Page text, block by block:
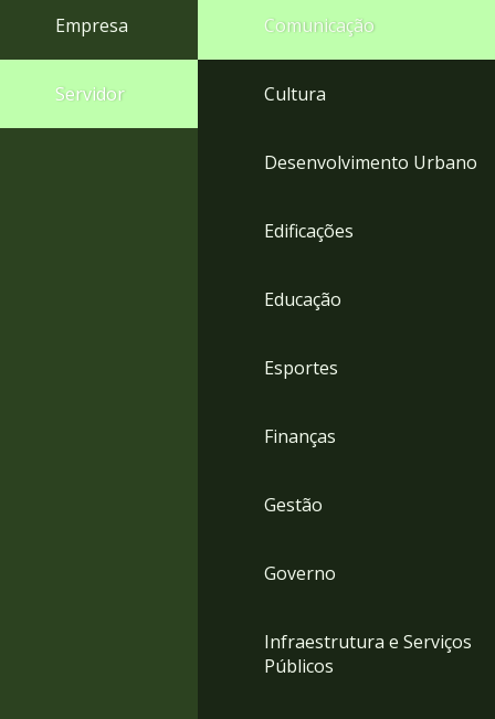
Empresa
Servidor
Comunicação
Cultura
Desenvolvimento Urbano
Edificações
Educação
Esportes
Finanças
Gestão
Governo
Infraestrutura e Serviços
Públicos